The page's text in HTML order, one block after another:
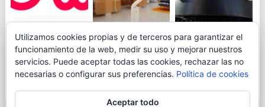
JUEGA AL
CANICÓDROMO
DIGITAL DE
OPENBANK
ING TOCA SUELO EN
LA RENTABILIDAD
DE SU CUENTA
NARANJA: 0,01% TAE
EVO BANK
PERMITIRÁ
INGRESAR DINERO
DESDE LAS OFICINAS
Utilizamos cookies propias y de terceros para garantizar el
funcionamiento de la web, medir su uso y mejorar nuestros
servicios. Puede aceptar todas las cookies, rechazar las no
necesarias o configurar sus preferencias. Política de cookies
Aceptar todo